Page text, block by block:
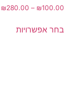
₪100.00
–
₪280.00
בחר אפשרויות